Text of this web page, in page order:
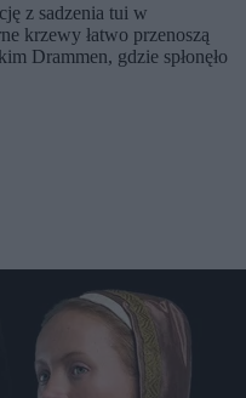
z sadzenia tui w
krzewy łatwo przenoszą
Drammen, gdzie spłonęło